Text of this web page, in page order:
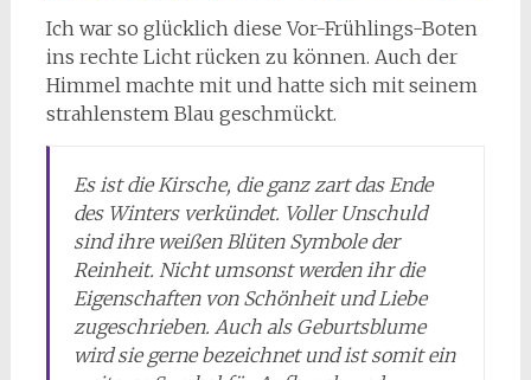
Ich war so glücklich diese Vor-Frühlings-Boten
ins rechte Licht rücken zu können. Auch der
Himmel machte mit und hatte sich mit seinem
strahlenstem Blau geschmückt.
Es ist die Kirsche, die ganz zart das Ende
des Winters verkündet. Voller Unschuld
sind ihre weißen Blüten Symbole der
Reinheit. Nicht umsonst werden ihr die
Eigenschaften von Schönheit und Liebe
zugeschrieben. Auch als Geburtsblume
wird sie gerne bezeichnet und ist somit ein